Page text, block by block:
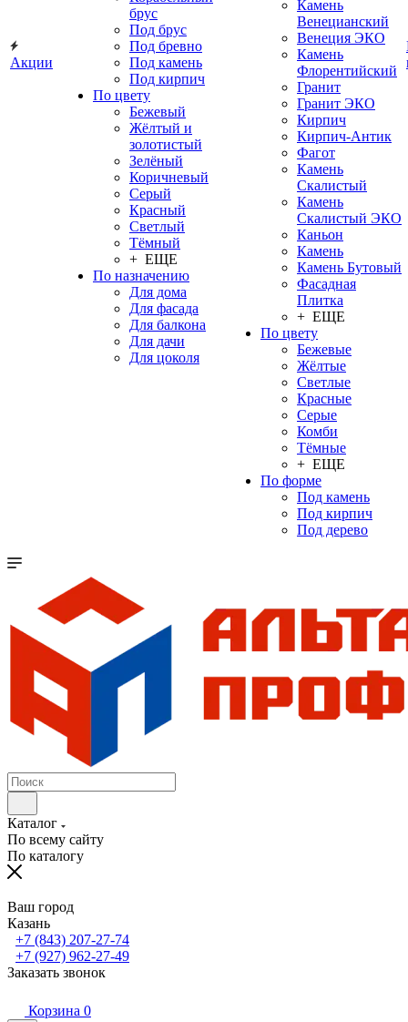
Акции
брус
Под брус
Под бревно
Под камень
Под кирпич
По цвету
Бежевый
Жёлтый и
золотистый
Зелёный
Коричневый
Серый
Красный
Светлый
Тёмный
+ ЕЩЕ
По назначению
Для дома
Для фасада
Для балкона
Для дачи
Для цоколя
Камень
Венецианский
Венеция ЭКО
Камень
Флорентийский
Гранит
Гранит ЭКО
Кирпич
Кирпич-Антик
Фагот
Камень
Скалистый
Камень
Скалистый ЭКО
Каньон
Камень
Камень Бутовый
Фасадная
Плитка
+ ЕЩЕ
По цвету
Бежевые
Жёлтые
Светлые
Красные
Серые
Комби
Тёмные
+ ЕЩЕ
По форме
Под камень
Под кирпич
Под дерево
Каталог
По всему сайту
По каталогу
Ваш город
Казань
+7 (843) 207-27-74
+7 (927) 962-27-49
Заказать звонок
Корзина 0